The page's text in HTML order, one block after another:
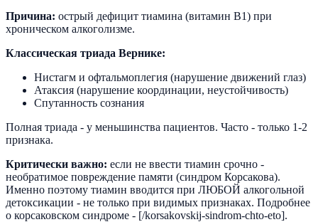
Причина: острый дефицит тиамина (витамин В1) при
хроническом алкоголизме.
Классическая триада Вернике:
Нистагм и офтальмоплегия (нарушение движений глаз)
Атаксия (нарушение координации, неустойчивость)
Спутанность сознания
Полная триада - у меньшинства пациентов. Часто - только 1-2
признака.
Критически важно: если не ввести тиамин срочно -
необратимое повреждение памяти (синдром Корсакова).
Именно поэтому тиамин вводится при ЛЮБОЙ алкогольной
детоксикации - не только при видимых признаках. Подробнее
о корсаковском синдроме - [/korsakovskij-sindrom-chto-eto].